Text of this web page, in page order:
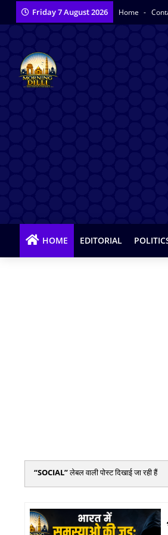
Friday 7 August 2026 Home
HOME EDITORIAL
SOCIAL लेबल वाली पोस्ट दिखाई जा रही हैं